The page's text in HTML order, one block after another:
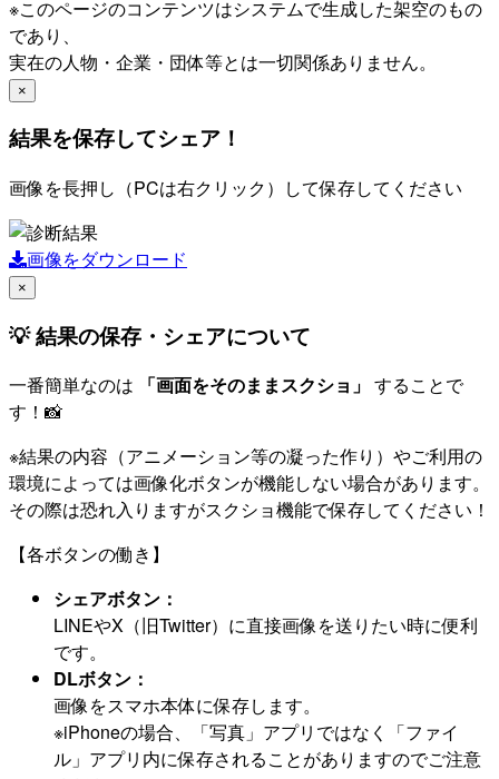
※このページのコンテンツはシステムで生成した架空のもの
であり、
実在の人物・企業・団体等とは一切関係ありません。
×
結果を保存してシェア！
画像を長押し（PCは右クリック）して保存してください
画像をダウンロード
×
💡 結果の保存・シェアについて
一番簡単なのは 「画面をそのままスクショ」 することで
す！📸
※結果の内容（アニメーション等の凝った作り）やご利用の
環境によっては画像化ボタンが機能しない場合があります。
その際は恐れ入りますがスクショ機能で保存してください！
【各ボタンの働き】
シェアボタン：
LINEやX（旧Twitter）に直接画像を送りたい時に便利
です。
DLボタン：
画像をスマホ本体に保存します。
※iPhoneの場合、「写真」アプリではなく「ファイ
ル」アプリ内に保存されることがありますのでご注意